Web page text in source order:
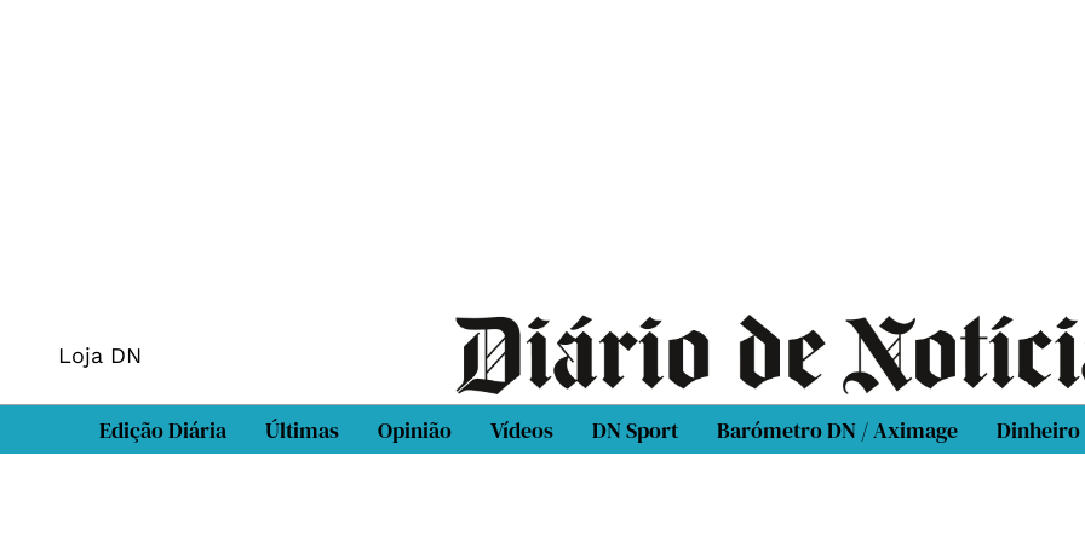
Loja DN
Edição Diária Últimas Opinião Vídeos DN Sport Barómetro DN / Aximage Dinheiro